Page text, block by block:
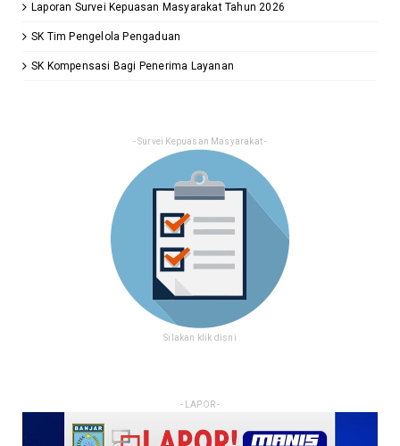
Laporan Survei Kepuasan Masyarakat Tahun 2026
SK Tim Pengelola Pengaduan
SK Kompensasi Bagi Penerima Layanan
- Survei Kepuasan Masyarakat -
Silakan klik disni
- LAPOR -